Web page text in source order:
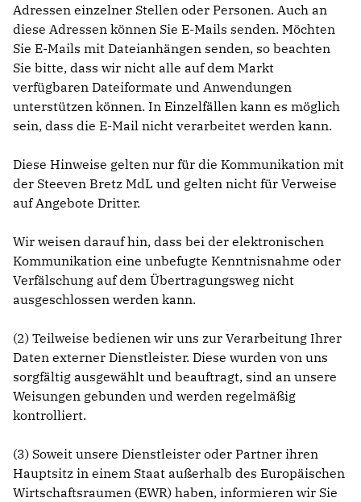
Adressen einzelner Stellen oder Personen. Auch an
diese Adressen können Sie E-Mails senden. Möchten
Sie E-Mails mit Dateianhängen senden, so beachten
Sie bitte, dass wir nicht alle auf dem Markt
verfügbaren Dateiformate und Anwendungen
unterstützen können. In Einzelfällen kann es möglich
sein, dass die E-Mail nicht verarbeitet werden kann.
Diese Hinweise gelten nur für die Kommunikation mit
der Steeven Bretz MdL und gelten nicht für Verweise
auf Angebote Dritter.
Wir weisen darauf hin, dass bei der elektronischen
Kommunikation eine unbefugte Kenntnisnahme oder
Verfälschung auf dem Übertragungsweg nicht
ausgeschlossen werden kann.
(2) Teilweise bedienen wir uns zur Verarbeitung Ihrer
Daten externer Dienstleister. Diese wurden von uns
sorgfältig ausgewählt und beauftragt, sind an unsere
Weisungen gebunden und werden regelmäßig
kontrolliert.
(3) Soweit unsere Dienstleister oder Partner ihren
Hauptsitz in einem Staat außerhalb des Europäischen
Wirtschaftsraumen (EWR) haben, informieren wir Sie